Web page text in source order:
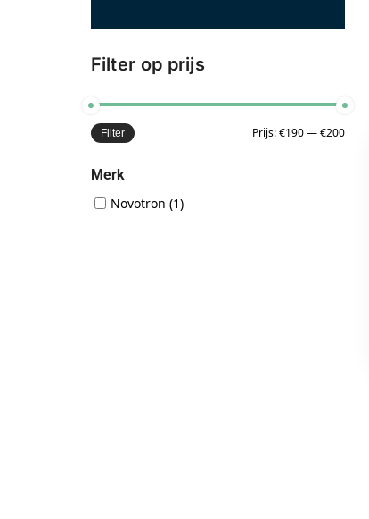
Filter op prijs
Filter Prijs:€190—€200
Merk
Novotron (1)